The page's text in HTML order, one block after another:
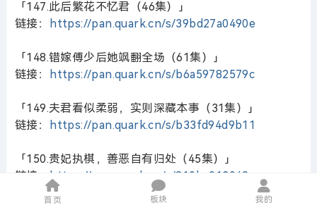
「147.此后繁花不忆君（46集）」
链接：
https://pan.quark.cn/s/39bd27a0490e
「148.错嫁傅少后她飒翻全场（61集）」
链接：
https://pan.quark.cn/s/b6a59782579c
「149.夫君看似柔弱，实则深藏本事（31集）」
链接：
https://pan.quark.cn/s/b33fd94d9b11
「150.贵妃执棋，善恶自有归处（45集）」
链接： https://pan.quark.cn/s/810ba013049c
首页 板块 我的